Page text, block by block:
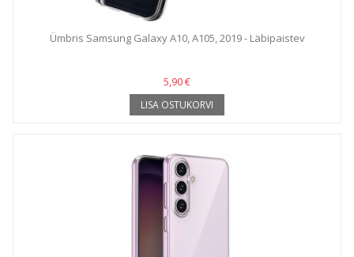
Ümbris Samsung Galaxy A10, A105, 2019 - Läbipaistev
5,90 €
LISA OSTUKORVI